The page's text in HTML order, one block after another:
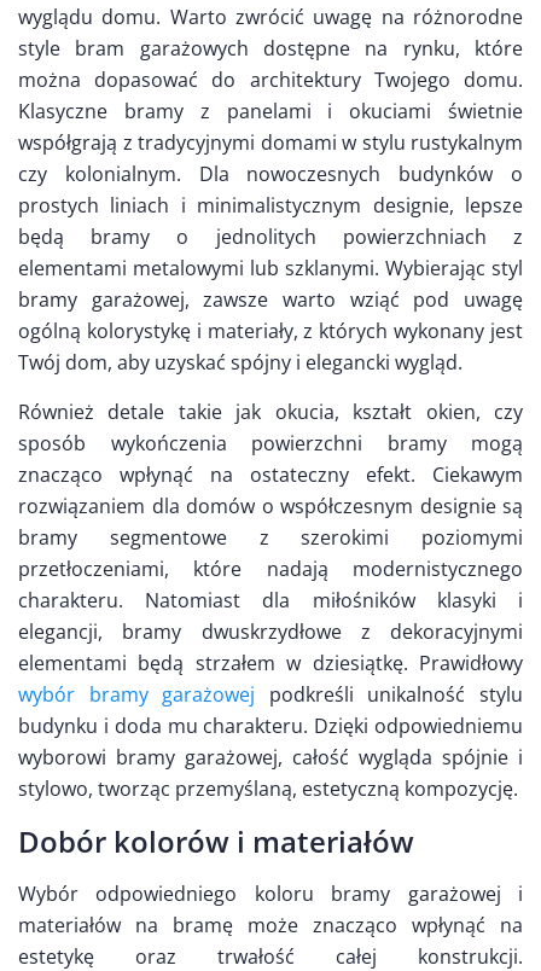
wyglądu domu. Warto zwrócić uwagę na różnorodne
style bram garażowych dostępne na rynku, które
można dopasować do architektury Twojego domu.
Klasyczne bramy z panelami i okuciami świetnie
współgrają z tradycyjnymi domami w stylu rustykalnym
czy kolonialnym. Dla nowoczesnych budynków o
prostych liniach i minimalistycznym designie, lepsze
będą bramy o jednolitych powierzchniach z
elementami metalowymi lub szklanymi. Wybierając styl
bramy garażowej, zawsze warto wziąć pod uwagę
ogólną kolorystykę i materiały, z których wykonany jest
Twój dom, aby uzyskać spójny i elegancki wygląd.
Również detale takie jak okucia, kształt okien, czy
sposób wykończenia powierzchni bramy mogą
znacząco wpłynąć na ostateczny efekt. Ciekawym
rozwiązaniem dla domów o współczesnym designie są
bramy segmentowe z szerokimi poziomymi
przetłoczeniami, które nadają modernistycznego
charakteru. Natomiast dla miłośników klasyki i
elegancji, bramy dwuskrzydłowe z dekoracyjnymi
elementami będą strzałem w dziesiątkę. Prawidłowy
wybór bramy garażowej podkreśli unikalność stylu
budynku i doda mu charakteru. Dzięki odpowiedniemu
wyborowi bramy garażowej, całość wygląda spójnie i
stylowo, tworząc przemyślaną, estetyczną kompozycję.
Dobór kolorów i materiałów
Wybór odpowiedniego koloru bramy garażowej i
materiałów na bramę może znacząco wpłynąć na
estetykę oraz trwałość całej konstrukcji.